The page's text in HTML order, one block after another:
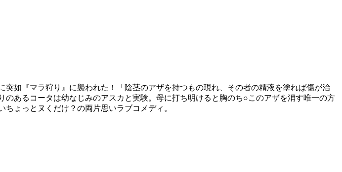
如『マラ狩り』に襲われた！「陰茎のアザを持つもの現れ、その者の精液を塗れば傷が治
あるコータは幼なじみのアスカと実験。母に打ち明けると胸のち○このアザを消す唯一の方
ょっとヌくだけ？の両片思いラブコメディ。